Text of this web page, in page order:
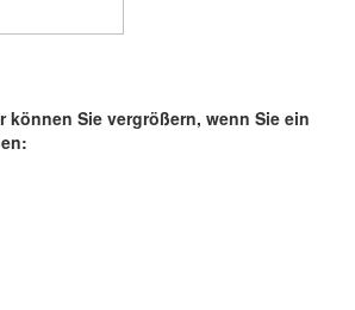
können Sie vergrößern, wenn Sie ein